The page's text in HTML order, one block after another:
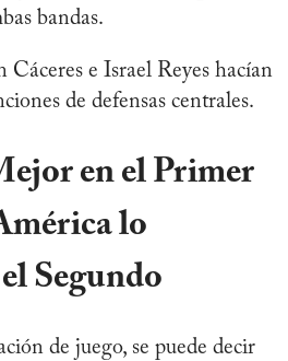
bandas.
Cáceres e Israel Reyes hacían
de defensas centrales.
en el Primer
lo
Segundo
de juego, se puede decir